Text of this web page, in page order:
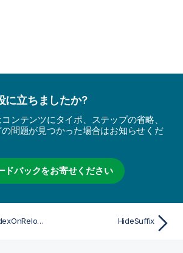
に立ちましたか?
ンテンツにタイポ、ステップの省略、
問題が見つかった場合はお知らせくだ
ドバックをお寄せください
CreateSearchIndexOnReload HideSuffix